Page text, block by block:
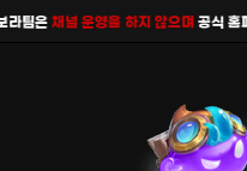
은채널 운영을 하지 않으며공식 홈페이